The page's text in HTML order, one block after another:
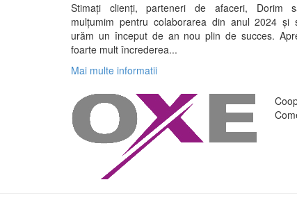
Stimați clienți, parteneri de afaceri, Dorim
mulțumim pentru colaborarea din anul 2024 și
urăm un început de an nou plin de succes.
foarte mult încrederea...
Mai multe informatii